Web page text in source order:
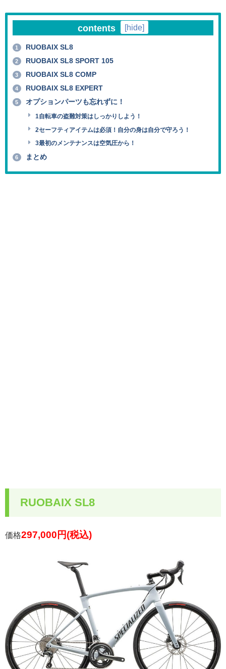
contents [hide]
1 RUOBAIX SL8
2 RUOBAIX SL8 SPORT 105
3 RUOBAIX SL8 COMP
4 RUOBAIX SL8 EXPERT
5 オプションパーツも忘れずに！
1自転車の盗難対策はしっかりしよう！
2セーフティアイテムは必須！自分の身は自分で守ろう！
3最初のメンテナンスは空気圧から！
6 まとめ
RUOBAIX SL8
価格297,000円(税込)